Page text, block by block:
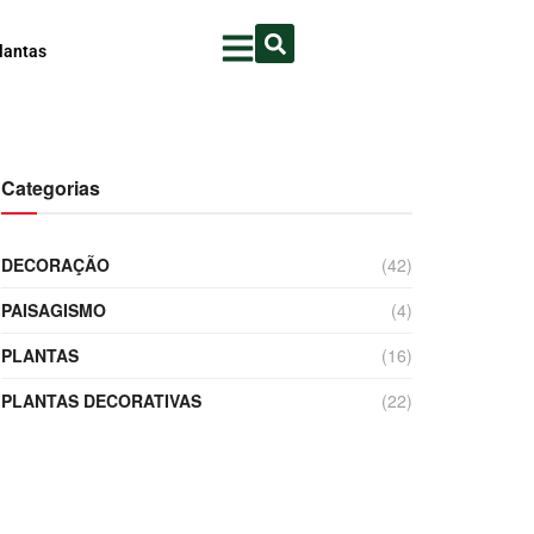
Categorias
DECORAÇÃO
(42)
PAISAGISMO
(4)
PLANTAS
(16)
PLANTAS DECORATIVAS
(22)